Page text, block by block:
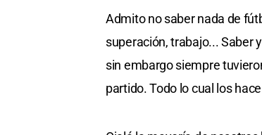
Admito no saber nada de
superación, trabajo... Saber
sin embargo siempre
partido. Todo lo cual los